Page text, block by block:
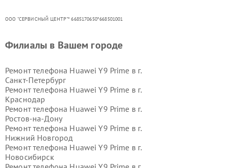
ООО "СЕРВИСНЫЙ ЦЕНТР"* 6685170650*668501001
Филиалы в Вашем городе
Ремонт телефона Huawei Y9 Prime в г.
Санкт-Петербург
Ремонт телефона Huawei Y9 Prime в г.
Краснодар
Ремонт телефона Huawei Y9 Prime в г.
Ростов-на-Дону
Ремонт телефона Huawei Y9 Prime в г.
Нижний Новгород
Ремонт телефона Huawei Y9 Prime в г.
Новосибирск